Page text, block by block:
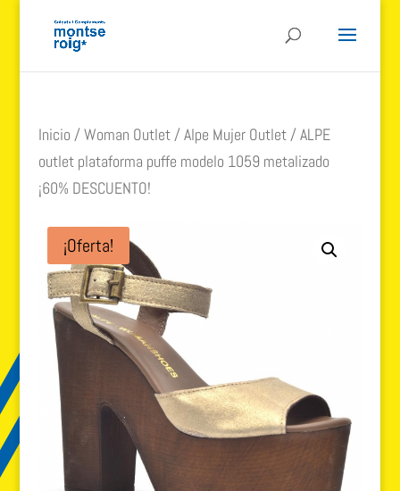
Inicio /Woman Outlet/Alpe Mujer Outlet/ ALPE
outlet plataforma puffe modelo 1059 metalizado
¡60% DESCUENTO!
¡Oferta!